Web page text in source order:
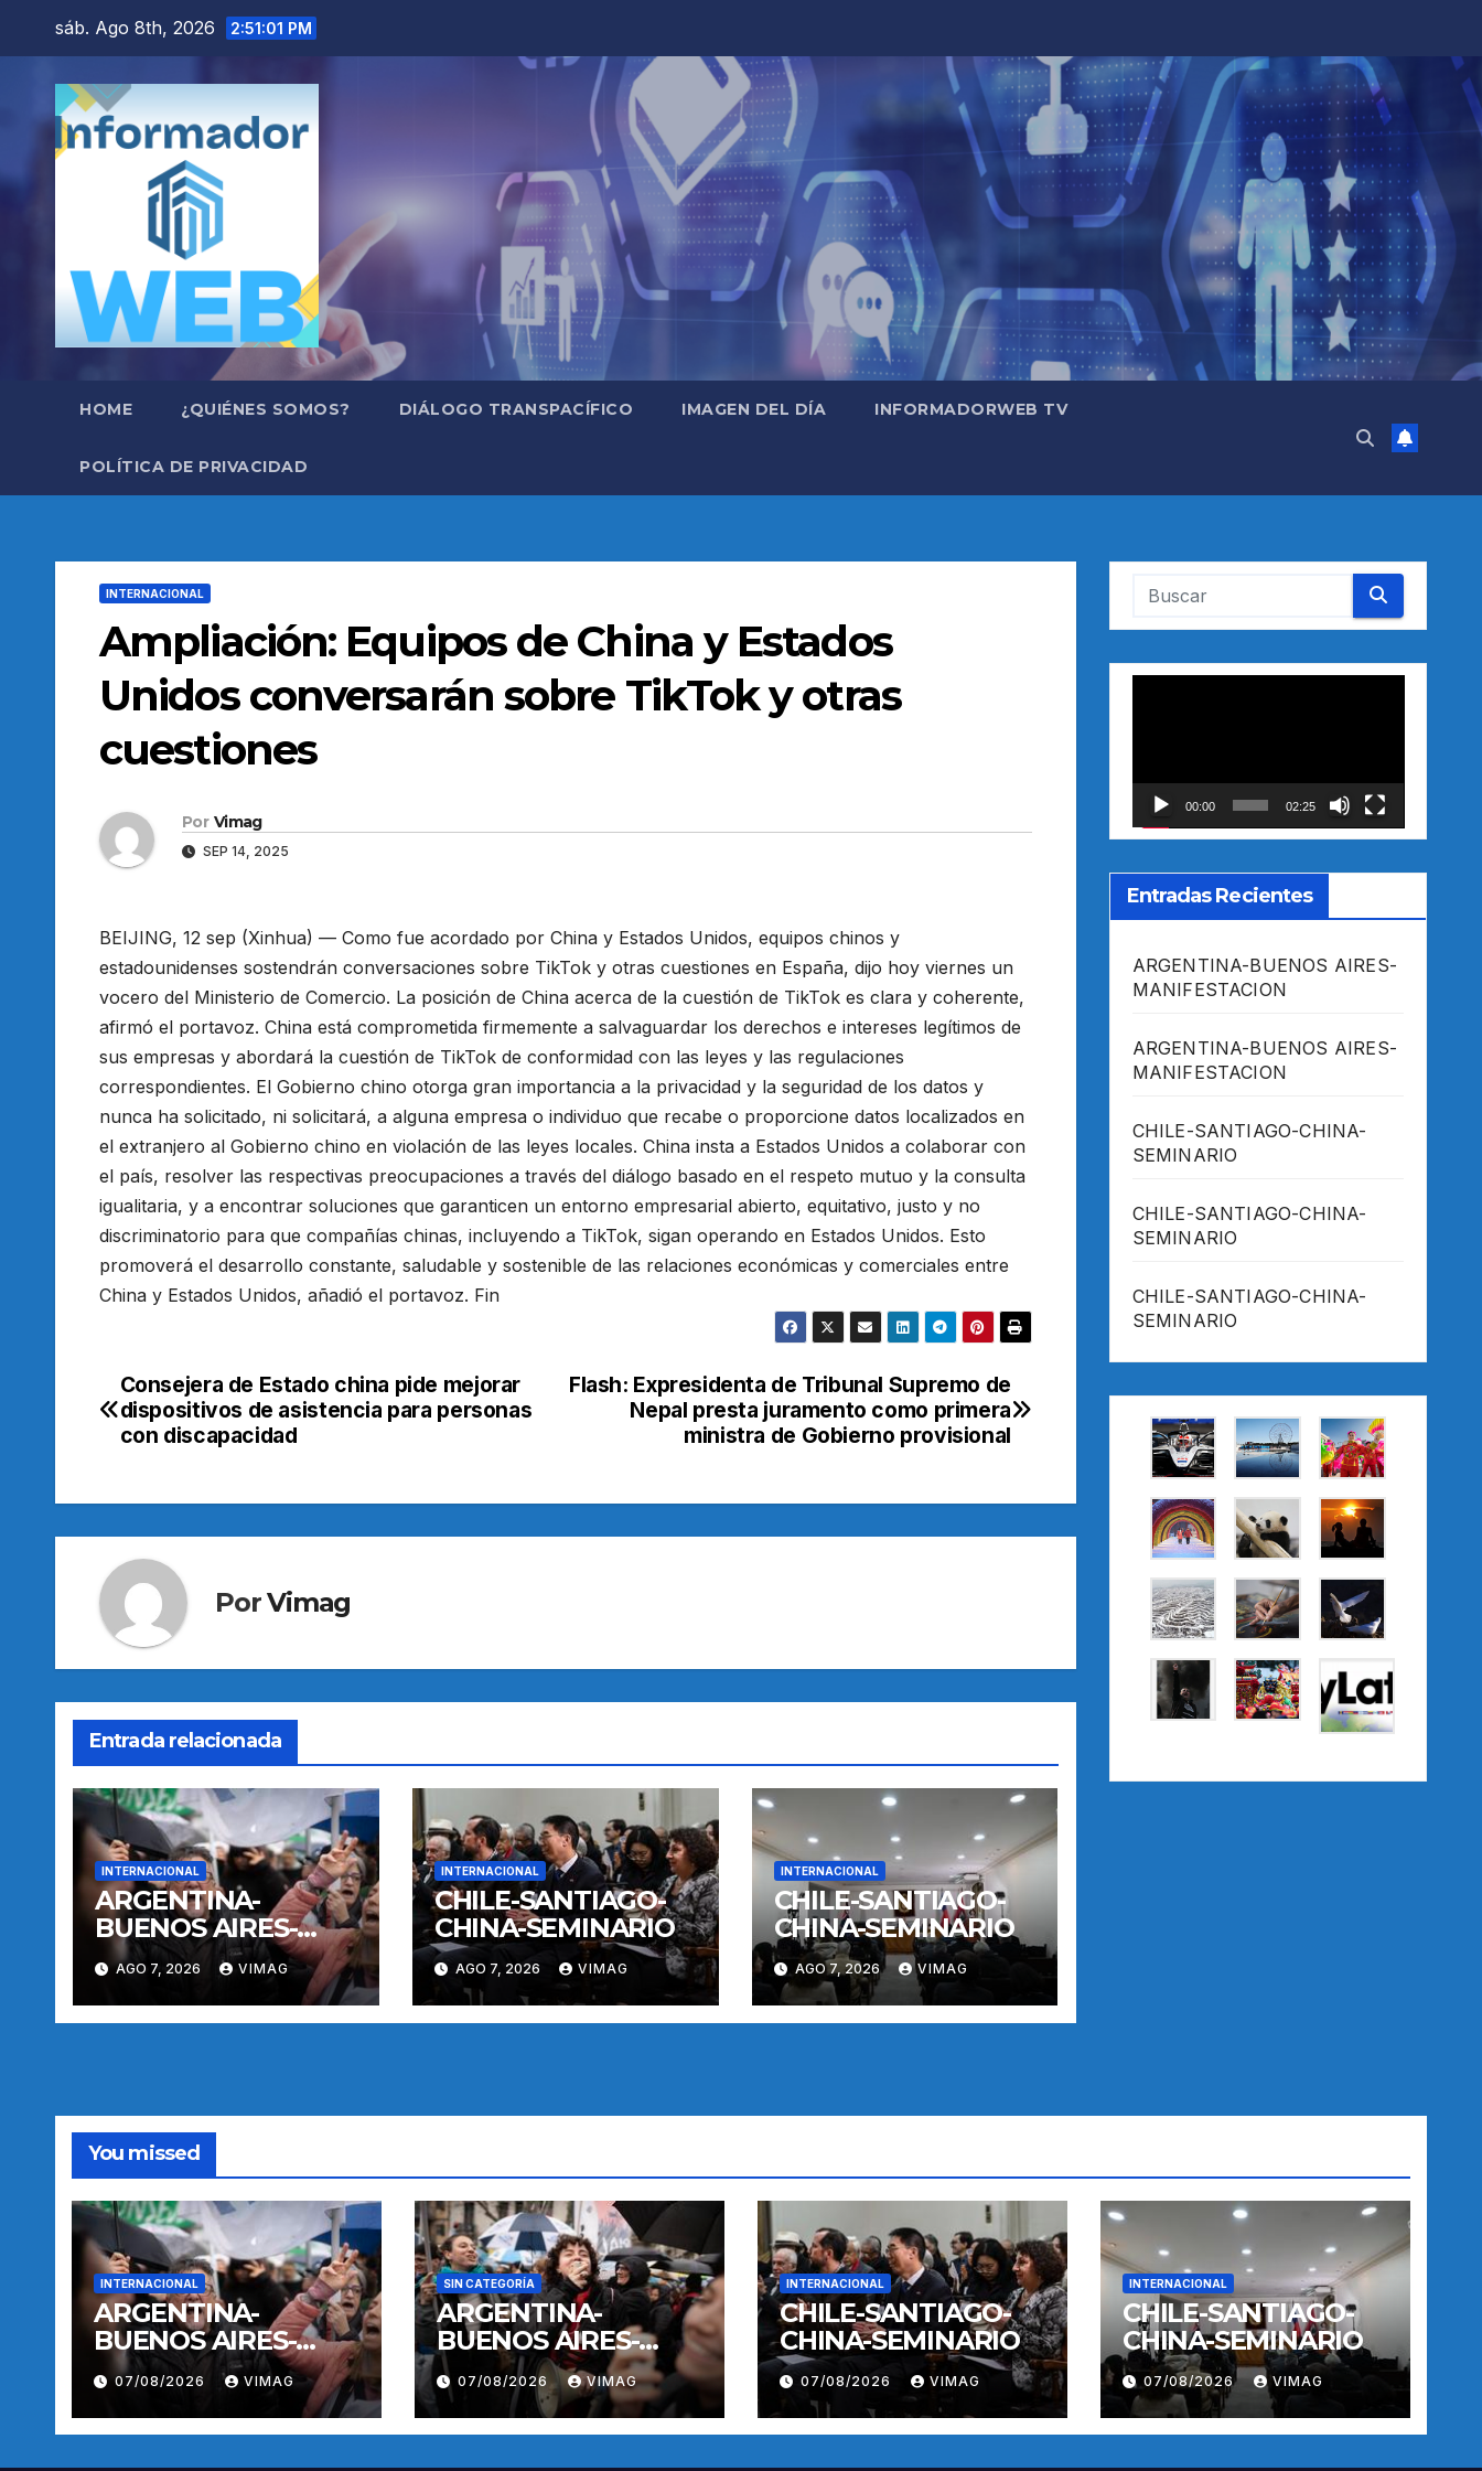
contenido
sáb. Ago 8th, 2026 2:51:02 PM
HOME ¿QUIÉNES SOMOS? DIÁLOGO TRANSPACÍFICO IMAGEN DEL DÍA INFORMADORWEB TV
POLÍTICA DE PRIVACIDAD
INTERNACIONAL
Ampliación: Equipos de China y Estados
Unidos conversarán sobre TikTok y otras
cuestiones
Por Vimag
SEP 14, 2025
BEIJING, 12 sep (Xinhua) — Como fue acordado por China y Estados Unidos, equipos chinos y
estadounidenses sostendrán conversaciones sobre TikTok y otras cuestiones en España, dijo hoy viernes un
vocero del Ministerio de Comercio. La posición de China acerca de la cuestión de TikTok es clara y coherente,
afirmó el portavoz. China está comprometida firmemente a salvaguardar los derechos e intereses legítimos de
sus empresas y abordará la cuestión de TikTok de conformidad con las leyes y las regulaciones
correspondientes. El Gobierno chino otorga gran importancia a la privacidad y la seguridad de los datos y
nunca ha solicitado, ni solicitará, a alguna empresa o individuo que recabe o proporcione datos localizados en
el extranjero al Gobierno chino en violación de las leyes locales. China insta a Estados Unidos a colaborar con
el país, resolver las respectivas preocupaciones a través del diálogo basado en el respeto mutuo y la consulta
igualitaria, y a encontrar soluciones que garanticen un entorno empresarial abierto, equitativo, justo y no
discriminatorio para que compañías chinas, incluyendo a TikTok, sigan operando en Estados Unidos. Esto
promoverá el desarrollo constante, saludable y sostenible de las relaciones económicas y comerciales entre
China y Estados Unidos, añadió el portavoz. Fin
Navegación
de
Flash: Expresidenta de Tribunal Supremo de
Nepal presta juramento como primera
ministra de Gobierno provisional
Consejera de Estado china pide mejorar
dispositivos de asistencia para personas
con discapacidad
PorVimag
Entrada relacionada
INTERNACIONAL
ARGENTINA-
BUENOS AIRES-
MANIFESTACION
AGO 7, 2026 VIMAG
INTERNACIONAL
CHILE-SANTIAGO-
CHINA-SEMINARIO
AGO 7, 2026 VIMAG
INTERNACIONAL
CHILE-SANTIAGO-
CHINA-SEMINARIO
AGO 7, 2026 VIMAG
00:00 02:25
Entradas Recientes
ARGENTINA-BUENOS AIRES-
MANIFESTACION
ARGENTINA-BUENOS AIRES-
MANIFESTACION
CHILE-SANTIAGO-CHINA-
SEMINARIO
CHILE-SANTIAGO-CHINA-
SEMINARIO
CHILE-SANTIAGO-CHINA-
SEMINARIO
You missed
INTERNACIONAL
ARGENTINA-
BUENOS AIRES-
MANIFESTACION
07/08/2026 VIMAG
SIN CATEGORÍA
ARGENTINA-
BUENOS AIRES-
MANIFESTACION
07/08/2026 VIMAG
INTERNACIONAL
CHILE-SANTIAGO-
CHINA-SEMINARIO
07/08/2026 VIMAG
INTERNACIONAL
CHILE-SANTIAGO-
CHINA-SEMINARIO
07/08/2026 VIMAG